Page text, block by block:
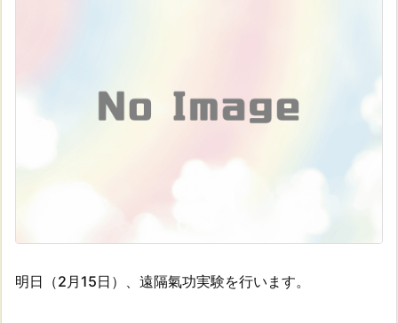
明日（2月15日）、遠隔氣功実験を行います。